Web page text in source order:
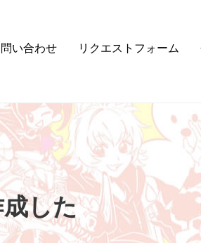
い合わせ リクエストフォーム
した